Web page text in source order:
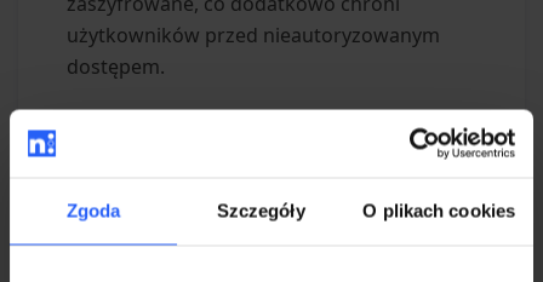
Zgoda Szczegóły O plikach cookies
użytkowników przed nieautoryzowanym
dostępem.
Dlaczego klient nie widzi Apple Pay i Google
Pay?
Dlaczego Klarna?